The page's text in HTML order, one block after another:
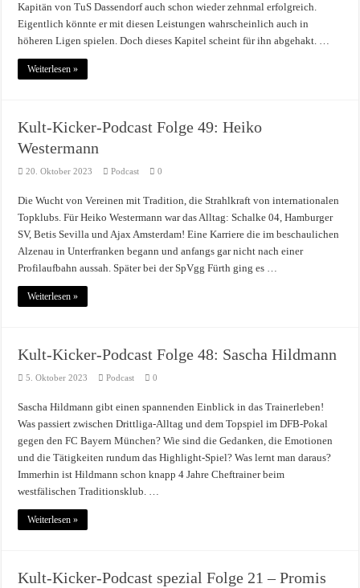
Kapitän von TuS Dassendorf auch schon wieder zehnmal erfolgreich.
Eigentlich könnte er mit diesen Leistungen wahrscheinlich auch in
höheren Ligen spielen. Doch dieses Kapitel scheint für ihn abgehakt. …
Weiterlesen »
Kult-Kicker-Podcast Folge 49: Heiko
Westermann
20. Oktober 2023 Podcast 0
Die Wucht von Vereinen mit Tradition, die Strahlkraft von internationalen
Topklubs. Für Heiko Westermann war das Alltag: Schalke 04, Hamburger
SV, Betis Sevilla und Ajax Amsterdam! Eine Karriere die im beschaulichen
Alzenau in Unterfranken begann und anfangs gar nicht nach einer
Profilaufbahn aussah. Später bei der SpVgg Fürth ging es …
Weiterlesen »
Kult-Kicker-Podcast Folge 48: Sascha Hildmann
5. Oktober 2023 Podcast 0
Sascha Hildmann gibt einen spannenden Einblick in das Trainerleben!
Was passiert zwischen Drittliga-Alltag und dem Topspiel im DFB-Pokal
gegen den FC Bayern München? Wie sind die Gedanken, die Emotionen
und die Tätigkeiten rundum das Highlight-Spiel? Was lernt man daraus?
Immerhin ist Hildmann schon knapp 4 Jahre Cheftrainer beim
westfälischen Traditionsklub. …
Weiterlesen »
Kult-Kicker-Podcast spezial Folge 21 – Promis